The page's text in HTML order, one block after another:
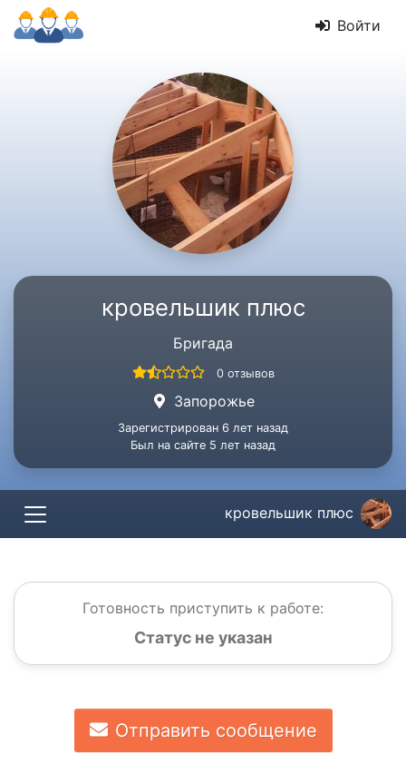
Войти
кровельшик плюс
Бригада
0 отзывов
Запорожье
Зарегистрирован 6 лет назад
Был на сайте 5 лет назад
кровельшик плюс
Готовность приступить к работе:
Статус не указан
Отправить сообщение